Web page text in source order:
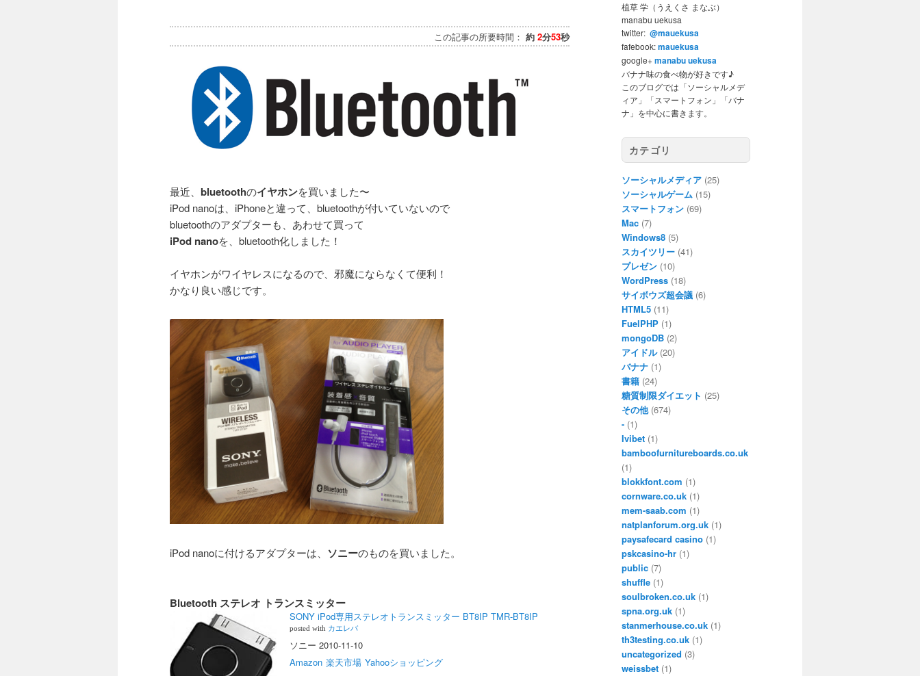
この記事の所要時間： 約 2分53秒
最近、 bluetoothのイヤホンを買いました〜
iPod nanoは、iPhoneと違って、bluetoothが付いていないので
bluetoothのアダプターも、あわせて買って
iPod nanoを、bluetooth化しました！
イヤホンがワイヤレスになるので、邪魔にならなくて便利！
かなり良い感じです。
iPod nanoに付けるアダプターは、 ソニーのものを買いました。
Bluetooth ステレオ トランスミッター
SONY iPod専用ステレオトランスミッター BT8IP TMR-BT8IP
posted with カエレバ
ソニー 2010-11-10
Amazon 楽天市場 Yahooショッピング
植草 学（うえくさ まなぶ）
manabu uekusa
twitter: @mauekusa
fafebook:mauekusa
google+manabu uekusa
バナナ味の食べ物が好きです♪
このブログでは「ソーシャルメデ
ィア」「スマートフォン」「バナ
ナ」を中心に書きます。
カテゴリ
ソーシャルメディア (25)
ソーシャルゲーム (15)
スマートフォン (69)
Mac (7)
Windows8 (5)
スカイツリー (41)
プレゼン (10)
WordPress (18)
サイボウズ超会議 (6)
HTML5 (11)
FuelPHP (1)
mongoDB (2)
アイドル(20)
バナナ (1)
書籍 (24)
糖質制限ダイエット (25)
その他(674)
- (1)
Ivibet (1)
bamboofurnitureboards.co.uk
(1)
blokkfont.com (1)
cornware.co.uk (1)
mem-saab.com (1)
natplanforum.org.uk (1)
paysafecard casino (1)
pskcasino-hr (1)
public (7)
shuffle (1)
soulbroken.co.uk (1)
spna.org.uk (1)
stanmerhouse.co.uk (1)
th3testing.co.uk (1)
uncategorized (3)
weissbet (1)